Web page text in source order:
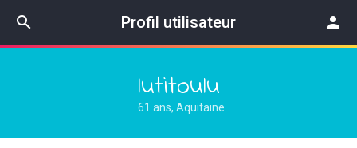
search Profil utilisateur person
lutitoulu
61 ans, Aquitaine